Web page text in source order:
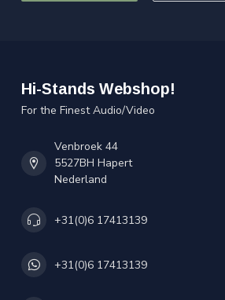
Hi-Stands Webshop!
For the Finest Audio/Video
Venbroek 44
5527BH Hapert
Nederland
+31(0)6 17413139
+31(0)6 17413139